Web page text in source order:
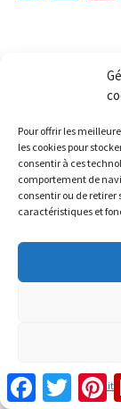
Pour offrir les
les cookies pour
consentir à ces
comportement de
consentir ou de
caractéristiques et
Imagine
par
Apprendre la
Imagine
( Vidéo+
MUSIQUE
FacebookTwitter